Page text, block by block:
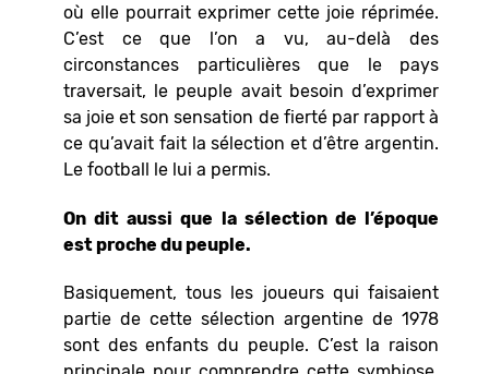
où elle pourrait exprimer cette joie réprimée.
C’est ce que l’on a vu, au-delà des
circonstances particulières que le pays
traversait, le peuple avait besoin d’exprimer
sa joie et son sensation de fierté par rapport à
ce qu’avait fait la sélection et d’être argentin.
Le football le lui a permis.
On dit aussi que la sélection de l’époque
est proche du peuple.
Basiquement, tous les joueurs qui faisaient
partie de cette sélection argentine de 1978
sont des enfants du peuple. C’est la raison